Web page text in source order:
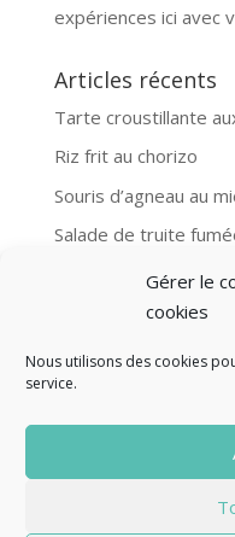
Gérer le
cookies
Nous utilisons des cookies
service.
expériences ici avec
Articles récents
Tarte croustillante
Riz frit au chorizo
Souris d’agneau au
Salade de truite
Aubergines et